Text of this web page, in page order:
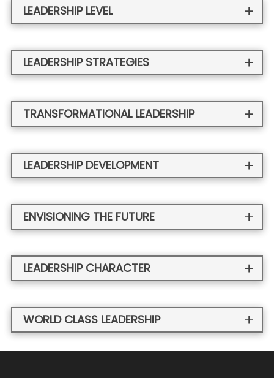
LEADERSHIP LEVEL
LEADERSHIP STRATEGIES
TRANSFORMATIONAL LEADERSHIP
LEADERSHIP DEVELOPMENT
ENVISIONING THE FUTURE
LEADERSHIP CHARACTER
WORLD CLASS LEADERSHIP